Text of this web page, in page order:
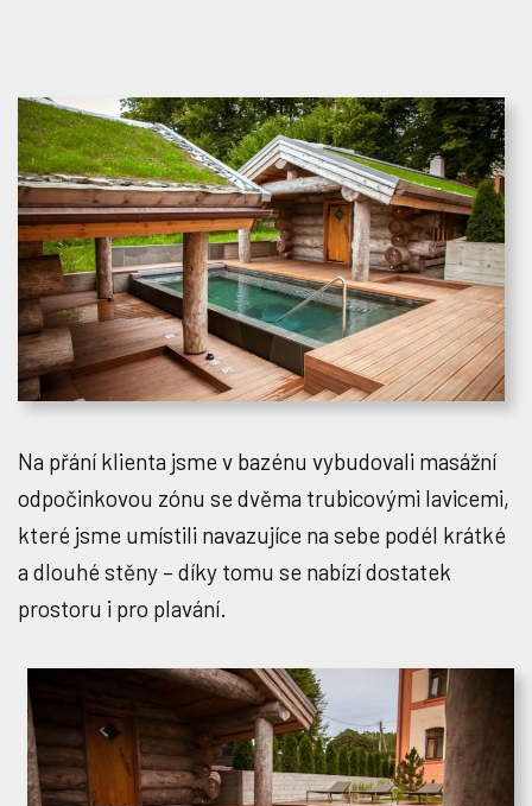
Na přání klienta jsme v bazénu vybudovali masážní
odpočinkovou zónu se dvěma trubicovými lavicemi,
které jsme umístili navazujíce na sebe podél krátké
a dlouhé stěny – díky tomu se nabízí dostatek
prostoru i pro plavání.